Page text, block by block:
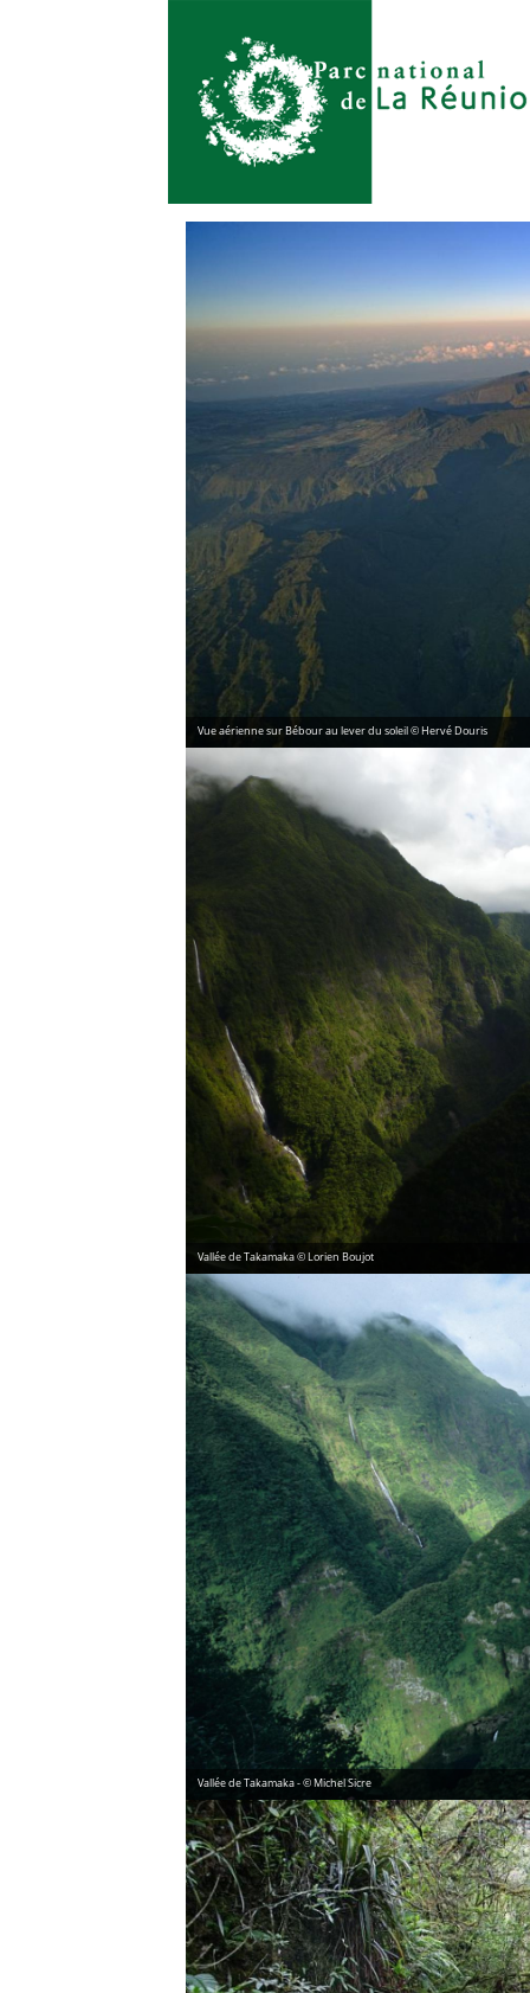
Vue aérienne sur Bébour au lever du soleil © Hervé Douris
Vallée de Takamaka © Lorien Boujot
Vallée de Takamaka - © Michel Sicre